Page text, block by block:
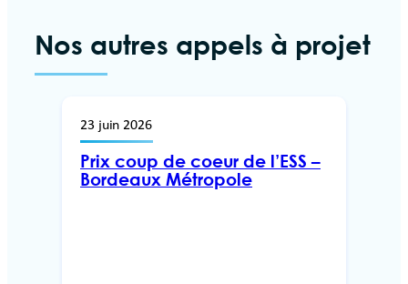
Nos autres appels à projet
23 juin 2026
Prix coup de coeur de l’ESS –
Bordeaux Métropole